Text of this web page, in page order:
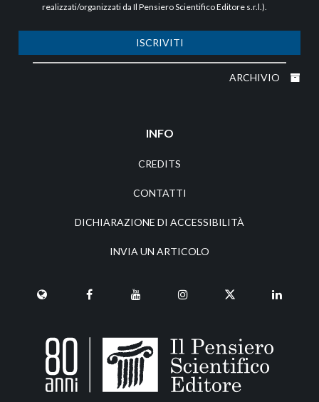
realizzati/organizzati da Il Pensiero Scientifico Editore s.r.l.).
ISCRIVITI
ARCHIVIO
INFO
CREDITS
CONTATTI
DICHIARAZIONE DI ACCESSIBILITÀ
INVIA UN ARTICOLO